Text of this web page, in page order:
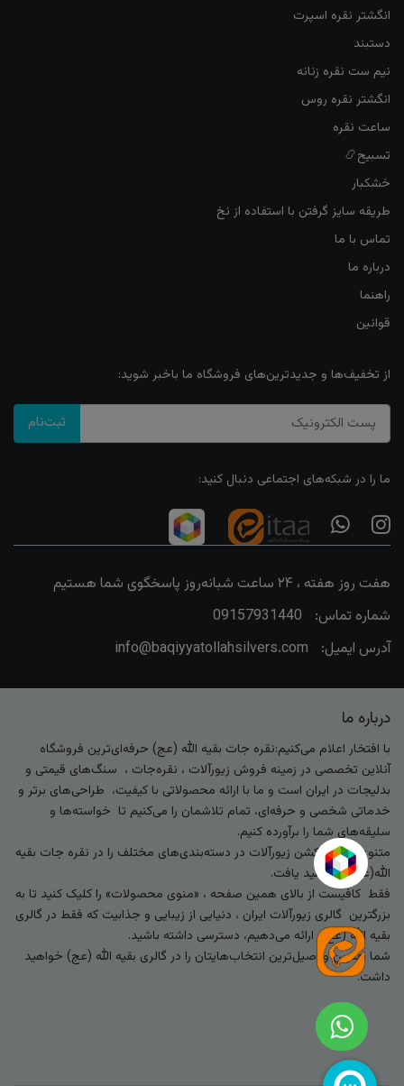
انگشتر نقره اسپرت
دستبند
نیم ست نقره زنانه
انگشتر نقره روس
ساعت نقره
تسبیح📿
خشکبار
طریقه سایز گرفتن با استفاده از نخ
تماس با ما
درباره ما
راهنما
قوانین
از تخفیف‌ها و جدیدترین‌های فروشگاه ما باخبر شوید:
ثبت‌نام
ما را در شبکه‌های اجتماعی دنبال کنید:
هفت روز هفته ، ۲۴ ساعت شبانه‌روز پاسخگوی شما هستیم
شماره تماس:
09157931440
آدرس ایمیل:
info@baqiyyatollahsilvers.com
درباره ما
با افتخار اعلام می‌کنیم:نقره جات بقیه الله (عج) حرفه‌ای‌ترین فروشگاه
آنلاین تخصصی در زمینه فروش زیورآلات ، نقره‌جات ، سنگ‌های قیمتی و
بدلیجات در ایران است و ما با ارائه محصولاتی با کیفیت، طراحی‌های برتر و
خدماتی شخصی و حرفه‌ای، تمام تلاشمان را می‌کنیم تا خواسته‌ها و
سلیقه‌های شما را برآورده کنیم.
متنوع‌ترین کالکشن زیورآلات در دسته‌بندی‌های مختلف را در نقره جات بقیه
الله(عج) خواهید یافت.
فقط کافیست از بالای همین صفحه ، «منوی محصولات» را کلیک کنید تا به
بزرگترین گالری زیورآلات ایران ، دنیایی از زیبایی و جذابیت که فقط در گالری
بقیه الله (عج) ارائه می‌دهیم، دسترسی داشته باشید.
شما بهترین و اصیل‌ترین انتخاب‌هایتان را در گالری بقیه الله (عج) خواهید
داشت.